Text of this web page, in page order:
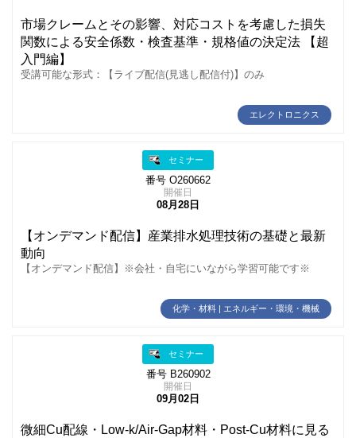
市場クレームとその影響、対応コストを考慮した損失
関数による安全係数・検査基準・規格値の決定法 【超
入門編】
受講可能な形式：【ライブ配信(見逃し配信付)】のみ
エレクトロニクス
セミナー
番号 O260662
開催日
08月28日
【オンデマンド配信】産業排水処理技術の基礎と最新
動向
【オンデマンド配信】※会社・自宅にいながら学習可能です※
化学・材料 | エネルギー・環境・機械
セミナー
番号 B260902
開催日
09月02日
微細Cu配線・Low‑k/Air-Gap材料・Post-Cu材料に見る